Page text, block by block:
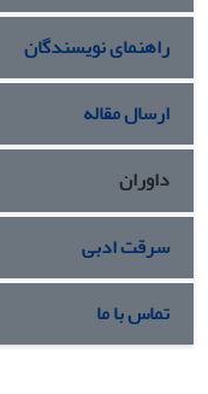
مشاهده شد.نتیجه‌گیری:
بساک هر دو رقم خیار شد.
راهنمای نویسندگان
ارسال مقاله
داوران
سرقت ادبی
تماس با ما